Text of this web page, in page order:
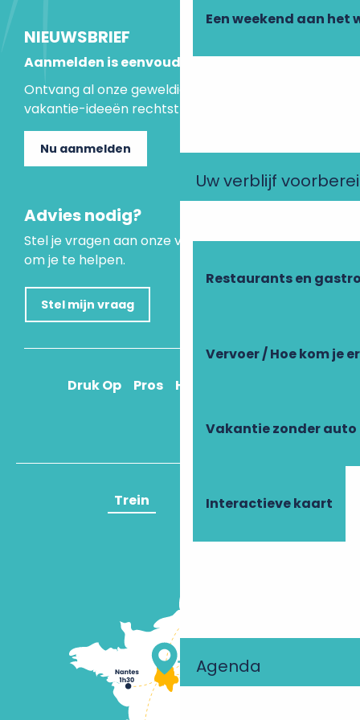
Een weekend aan het
Uw verblijf
Restaurants en
Vervoer / Hoe kom je
Vakantie zonder auto
Interactieve kaart
Agenda
NIEUWSBRIEF
Aanmelden is eenvoudig
Ontvang al onze geweldige aanbiedingen en
vakantie-ideeën rechtstreeks in je inbox.
Nu aanmelden
Advies nodig?
Stel je vragen aan onze virtuele assistent, die er is
om je te helpen.
Stel mijn vraag
Druk Op Pros Hoe kom ik daar?
Trein Vliegtuig